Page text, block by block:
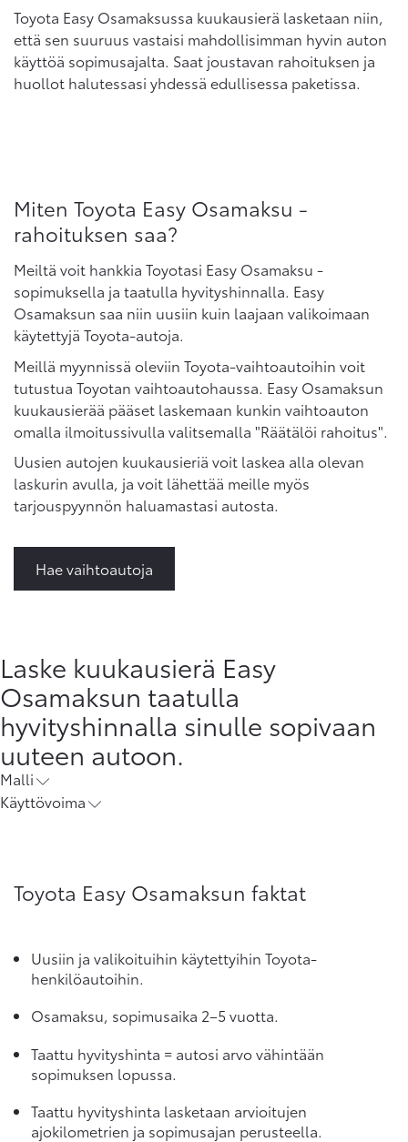
Toyota Easy Osamaksussa kuukausierä lasketaan niin,
että sen suuruus vastaisi mahdollisimman hyvin auton
käyttöä sopimusajalta. Saat joustavan rahoituksen ja
huollot halutessasi yhdessä edullisessa paketissa.
Miten Toyota Easy Osamaksu -
rahoituksen saa?
Meiltä voit hankkia Toyotasi Easy Osamaksu -
sopimuksella ja taatulla hyvityshinnalla. Easy
Osamaksun saa niin uusiin kuin laajaan valikoimaan
käytettyjä Toyota-autoja.
Meillä myynnissä oleviin Toyota-vaihtoautoihin voit
tutustua Toyotan vaihtoautohaussa. Easy Osamaksun
kuukausierää pääset laskemaan kunkin vaihtoauton
omalla ilmoitussivulla valitsemalla "Räätälöi rahoitus".
Uusien autojen kuukausieriä voit laskea alla olevan
laskurin avulla, ja voit lähettää meille myös
tarjouspyynnön haluamastasi autosta.
Hae vaihtoautoja
Laske kuukausierä Easy
Osamaksun taatulla
hyvityshinnalla sinulle sopivaan
uuteen autoon.
Malli
Käyttövoima
Toyota Easy Osamaksun faktat
Uusiin ja valikoituihin käytettyihin Toyota-
henkilöautoihin.
Osamaksu, sopimusaika 2–5 vuotta.
Taattu hyvityshinta = autosi arvo vähintään
sopimuksen lopussa.
Taattu hyvityshinta lasketaan arvioitujen
ajokilometrien ja sopimusajan perusteella.